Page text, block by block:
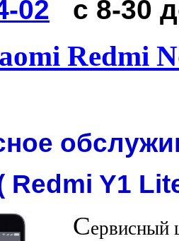
02
с 8-30
Redmi
Redmi Y1
Сервисный